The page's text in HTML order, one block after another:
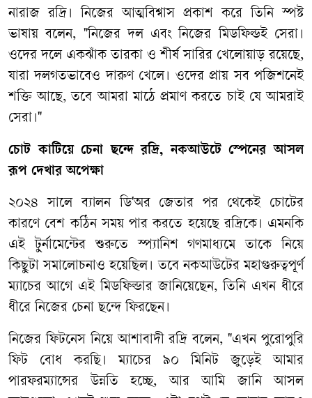
নারাজ রদ্রি। নিজের আত্মবিশ্বাস প্রকাশ করে তিনি স্পষ্ট
ভাষায় বলেন, "নিজের দল এবং নিজের মিডফিল্ডই সেরা।
ওদের দলে একঝাঁক তারকা ও শীর্ষ সারির খেলোয়াড় রয়েছে,
যারা দলগতভাবেও দারুণ খেলে। ওদের প্রায় সব পজিশনেই
শক্তি আছে, তবে আমরা মাঠে প্রমাণ করতে চাই যে আমরাই
সেরা।"
চোট কাটিয়ে চেনা ছন্দে রদ্রি, নকআউটে স্পেনের আসল
রূপ দেখার অপেক্ষা
২০২৪ সালে ব্যালন ডি'অর জেতার পর থেকেই চোটের
কারণে বেশ কঠিন সময় পার করতে হয়েছে রদ্রিকে। এমনকি
এই টুর্নামেন্টের শুরুতে স্প্যানিশ গণমাধ্যমে তাকে নিয়ে
কিছুটা সমালোচনাও হয়েছিল। তবে নকআউটের মহাগুরুত্বপূর্ণ
ম্যাচের আগে এই মিডফিল্ডার জানিয়েছেন, তিনি এখন ধীরে
ধীরে নিজের চেনা ছন্দে ফিরছেন।
নিজের ফিটনেস নিয়ে আশাবাদী রদ্রি বলেন, "এখন পুরোপুরি
ফিট বোধ করছি। ম্যাচের ৯০ মিনিট জুড়েই আমার
পারফরম্যান্সের উন্নতি হচ্ছে, আর আমি জানি আসল